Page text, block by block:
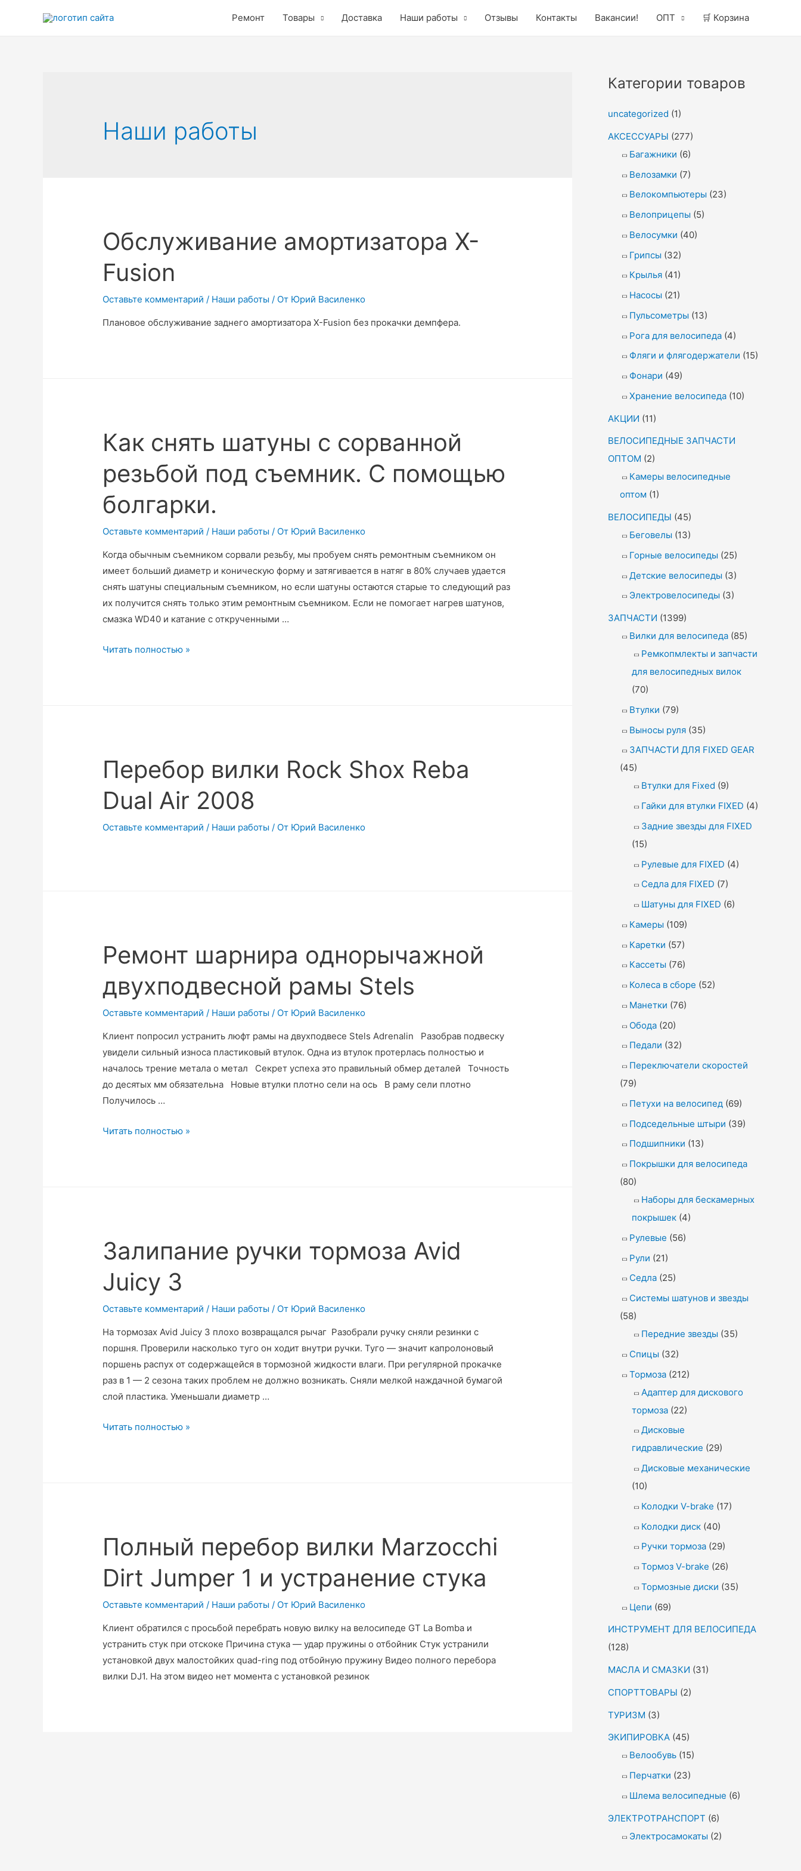
Ремонт Товары Доставка Наши работы Отзывы Контакты Вакансии! ОПТ 🛒 Корзина
Наши работы
Обслуживание амортизатора X-
Fusion
Оставьте комментарий / Наши работы / От Юрий Василенко
Плановое обслуживание заднего амортизатора X-Fusion без прокачки демпфера.
Как снять шатуны с сорванной
резьбой под съемник. С помощью
болгарки.
Оставьте комментарий / Наши работы / От Юрий Василенко
Когда обычным съемником сорвали резьбу, мы пробуем снять ремонтным съемником он
имеет больший диаметр и коническую форму и затягивается в натяг в 80% случаев удается
снять шатуны специальным съемником, но если шатуны остаются старые то следующий раз
их получится снять только этим ремонтным съемником. Если не помогает нагрев шатунов,
смазка WD40 и катание с открученными …
Как
съемник.
С
помощью
болгарки.
Читать полностью »
Перебор вилки Rock Shox Reba
Dual Air 2008
Оставьте комментарий / Наши работы / От Юрий Василенко
Ремонт шарнира однорычажной
двухподвесной рамы Stels
Оставьте комментарий / Наши работы / От Юрий Василенко
Клиент попросил устранить люфт рамы на двухподвесе Stels Adrenalin Разобрав подвеску
увидели сильный износа пластиковый втулок. Одна из втулок протерлась полностью и
началось трение метала о метал Секрет успеха это правильный обмер деталей Точность
до десятых мм обязательна Новые втулки плотно сели на ось В раму сели плотно
Получилось …
Ремонт
Читать полностью »
Залипание ручки тормоза Avid
Juicy 3
Оставьте комментарий / Наши работы / От Юрий Василенко
На тормозах Avid Juicy 3 плохо возвращался рычаг Разобрали ручку сняли резинки с
поршня. Проверили насколько туго он ходит внутри ручки. Туго — значит капролоновый
поршень распух от содержащейся в тормозной жидкости влаги. При регулярной прокачке
раз в 1 — 2 сезона таких проблем не должно возникать. Сняли мелкой наждачной бумагой
слой пластика. Уменьшали диаметр …
Залипание
Читать полностью »
Полный перебор вилки Marzocchi
Dirt Jumper 1 и устранение стука
Оставьте комментарий / Наши работы / От Юрий Василенко
Клиент обратился с просьбой перебрать новую вилку на велосипеде GT La Bomba и
устранить стук при отскоке Причина стука — удар пружины о отбойник Стук устранили
установкой двух малостойких quad-ring под отбойную пружину Видео полного перебора
вилки DJ1. На этом видео нет момента с установкой резинок
Категории товаров
uncategorized (1)
АКСЕССУАРЫ (277)
Багажники (6)
Велозамки (7)
Велокомпьютеры (23)
Велоприцепы (5)
Велосумки (40)
Грипсы (32)
Крылья (41)
Насосы (21)
Пульсометры (13)
Рога для велосипеда (4)
Фляги и флягодержатели (15)
Фонари (49)
Хранение велосипеда (10)
АКЦИИ (11)
ВЕЛОСИПЕДНЫЕ ЗАПЧАСТИ
ОПТОМ (2)
Камеры велосипедные
оптом (1)
ВЕЛОСИПЕДЫ (45)
Беговелы (13)
Горные велосипеды (25)
Детские велосипеды (3)
Электровелосипеды (3)
ЗАПЧАСТИ (1399)
Вилки для велосипеда (85)
Ремкопмлекты и запчасти
для велосипедных вилок
(70)
Втулки (79)
Выносы руля (35)
ЗАПЧАСТИ ДЛЯ FIXED GEAR
(45)
Втулки для Fixed (9)
Гайки для втулки FIXED (4)
Задние звезды для FIXED
(15)
Рулевые для FIXED (4)
Седла для FIXED (7)
Шатуны для FIXED (6)
Камеры (109)
Каретки (57)
Кассеты (76)
Колеса в сборе (52)
Манетки (76)
Обода (20)
Педали (32)
Переключатели скоростей
(79)
Петухи на велосипед (69)
Подседельные штыри (39)
Подшипники (13)
Покрышки для велосипеда
(80)
Наборы для бескамерных
покрышек (4)
Рулевые (56)
Рули (21)
Седла (25)
Системы шатунов и звезды
(58)
Передние звезды (35)
Спицы (32)
Тормоза (212)
Адаптер для дискового
тормоза (22)
Дисковые
гидравлические (29)
Дисковые механические
(10)
Колодки V-brake (17)
Колодки диск (40)
Ручки тормоза (29)
Тормоз V-brake (26)
Тормозные диски (35)
Цепи (69)
ИНСТРУМЕНТ ДЛЯ ВЕЛОСИПЕДА
(128)
МАСЛА И СМАЗКИ (31)
СПОРТТОВАРЫ (2)
ТУРИЗМ (3)
ЭКИПИРОВКА (45)
Велообувь (15)
Перчатки (23)
Шлема велосипедные (6)
ЭЛЕКТРОТРАНСПОРТ (6)
Электросамокаты (2)